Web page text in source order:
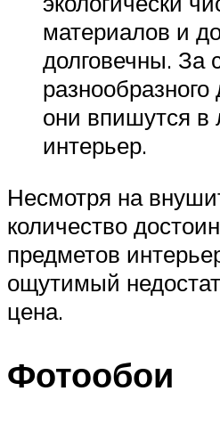
материалов и
долговечны. За
они впишутся в
интерьер.
Несмотря на
количество
предметов
ощутимый
цена.
Фотообои